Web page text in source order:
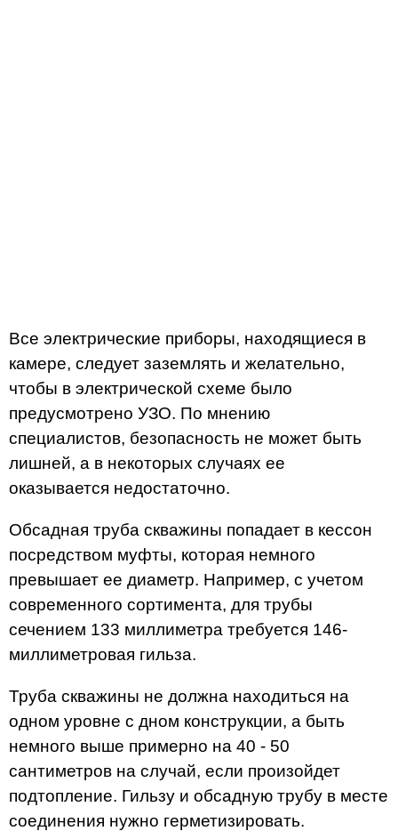
Все электрические приборы, находящиеся в
камере, следует заземлять и желательно,
чтобы в электрической схеме было
предусмотрено УЗО. По мнению
специалистов, безопасность не может быть
лишней, а в некоторых случаях ее
оказывается недостаточно.
Обсадная труба скважины попадает в кессон
посредством муфты, которая немного
превышает ее диаметр. Например, с учетом
современного сортимента, для трубы
сечением 133 миллиметра требуется 146-
миллиметровая гильза.
Труба скважины не должна находиться на
одном уровне с дном конструкции, а быть
немного выше примерно на 40 - 50
сантиметров на случай, если произойдет
подтопление. Гильзу и обсадную трубу в месте
соединения нужно герметизировать.